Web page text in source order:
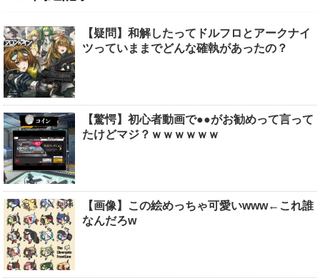
【疑問】和解したってドルフロとアークナイ
ツっていままでどんな確執があったの？
【驚愕】初心者動画で●●がお勧めって言って
たけどマジ？ｗｗｗｗｗｗ
【画像】この絵めっちゃ可愛いwww←これ誰
なんだろw